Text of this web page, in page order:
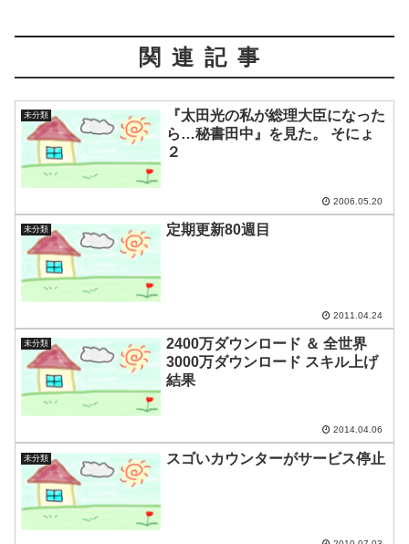
関連記事
未分類
『太田光の私が総理大臣になった
ら…秘書田中』を見た。 そにょ
２
2006.05.20
未分類 定期更新80週目
2011.04.24
未分類
2400万ダウンロード ＆ 全世界
3000万ダウンロード スキル上げ
結果
2014.04.06
未分類 スゴいカウンターがサービス停止